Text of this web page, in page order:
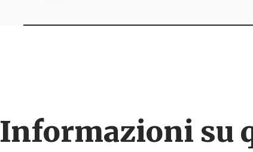
Informazioni su